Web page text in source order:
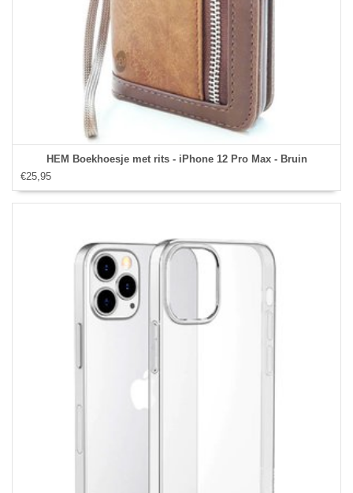
HEM Boekhoesje met rits - iPhone 12 Pro Max - Bruin
€25,95